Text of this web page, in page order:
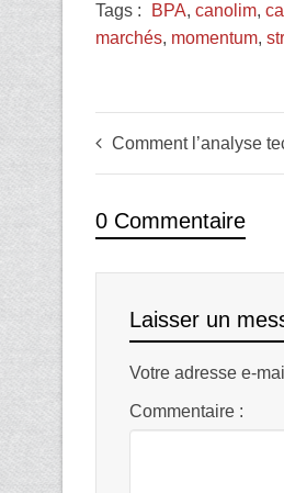
Tags : BPA, canolim,
marchés, momentum,
Comment l’analyse technique aurait pu sauver la
0 Commentaire
Laisser un
Votre adresse e-
Commentaire :